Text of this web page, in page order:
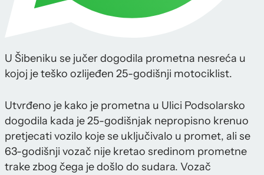
U Šibeniku se jučer dogodila prometna nesreća u
kojoj je teško ozlijeđen 25-godišnji motociklist.
Utvrđeno je kako je prometna u Ulici Podsolarsko
dogodila kada je 25-godišnjak nepropisno krenuo
pretjecati vozilo koje se uključivalo u promet, ali se
63-godišnji vozač nije kretao sredinom prometne
trake zbog čega je došlo do sudara. Vozač